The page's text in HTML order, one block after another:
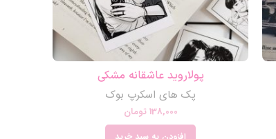
پولاروید عاشقانه مشکی
پک های اسکرپ بوک
138,000 تومان